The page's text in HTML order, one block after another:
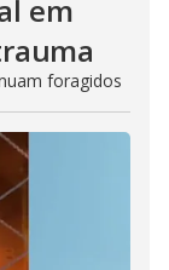
em
foragidos